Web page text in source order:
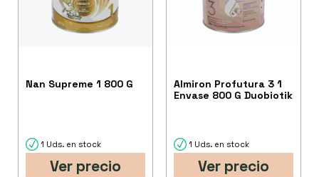
Nan Supreme 1 800 G
1 Uds. en stock
Ver precio
Almiron Profutura 3 1
Envase 800 G Duobiotik
1 Uds. en stock
Ver precio